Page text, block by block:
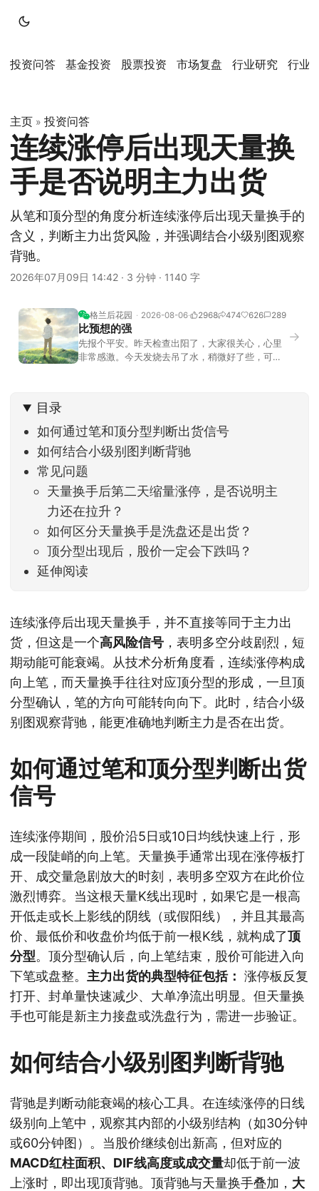
投资问答 基金投资 股票投资 市场复盘 行业研究 行业
主页 » 投资问答
连续涨停后出现天量换
手是否说明主力出货
从笔和顶分型的角度分析连续涨停后出现天量换手的
含义，判断主力出货风险，并强调结合小级别图观察
背驰。
2026年07月09日 14:42 · 3 分钟 · 1140 字
格兰后花园 2026-08-06 2968 474 626 289
比预想的强
先报个平安。昨天检查出阳了，大家很关心，心里
非常感激。今天发烧去吊了水，稍微好了些，可没
去相差不大，但细看下来，跌幅超过3%的只有不到
→
目录
如何通过笔和顶分型判断出货信号
如何结合小级别图判断背驰
常见问题
天量换手后第二天缩量涨停，是否说明主
力还在拉升？
如何区分天量换手是洗盘还是出货？
顶分型出现后，股价一定会下跌吗？
延伸阅读
连续涨停后出现天量换手，并不直接等同于主力出
货，但这是一个高风险信号 ，表明多空分歧剧烈，短
期动能可能衰竭。从技术分析角度看，连续涨停构成
向上笔，而天量换手往往对应顶分型的形成，一旦顶
分型确认，笔的方向可能转向向下。此时，结合小级
别图观察背驰，能更准确地判断主力是否在出货。
如何通过笔和顶分型判断出货
信号
连续涨停期间，股价沿5日或10日均线快速上行，形
成一段陡峭的向上笔。天量换手通常出现在涨停板打
开、成交量急剧放大的时刻，表明多空双方在此价位
激烈博弈。当这根天量K线出现时，如果它是一根高
开低走或长上影线的阴线（或假阳线），并且其最高
价、最低价和收盘价均低于前一根K线，就构成了顶
分型。顶分型确认后，向上笔结束，股价可能进入向
下笔或盘整。 主力出货的典型特征包括： 涨停板反复
打开、封单量快速减少、大单净流出明显。但天量换
手也可能是新主力接盘或洗盘行为，需进一步验证。
如何结合小级别图判断背驰
背驰是判断动能衰竭的核心工具。在连续涨停的日线
级别向上笔中，观察其内部的小级别结构（如30分钟
或60分钟图）。当股价继续创出新高，但对应的
MACD红柱面积、DIF线高度或成交量却低于前一波
上涨时，即出现顶背驰。顶背驰与天量换手叠加， 大